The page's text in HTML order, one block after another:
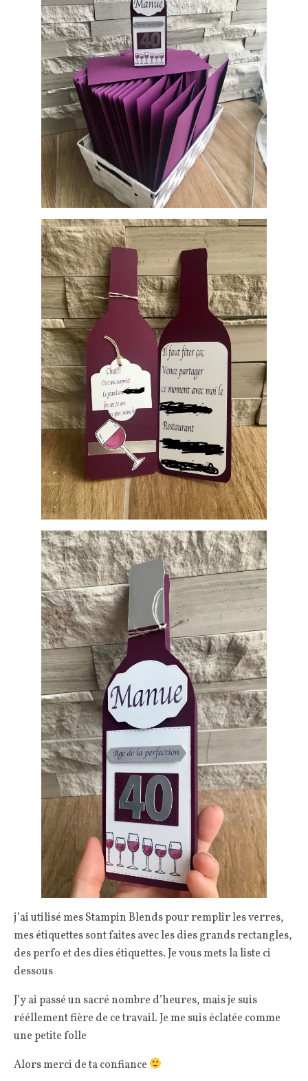
j’ai utilisé mes Stampin Blends pour remplir les verres,
mes étiquettes sont faites avec les dies grands rectangles,
des perfo et des dies étiquettes. Je vous mets la liste ci
dessous
J’y ai passé un sacré nombre d’heures, mais je suis
rééllement fière de ce travail. Je me suis éclatée comme
une petite folle
Alors merci de ta confiance